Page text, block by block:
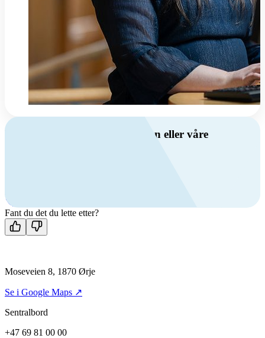
Har du spørsmål om ventilasjon eller våre
Kontakt oss
Fant du det du lette etter?
Moseveien 8, 1870 Ørje
Se i Google Maps ↗
Sentralbord
+47 69 81 00 00